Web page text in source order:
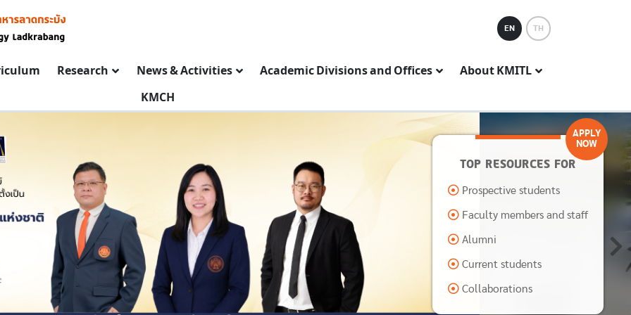
EN TH
Research News & Activities Academic Divisions and Offices
About KMITL
KMCH
APPLY
NOW
TOP RESOURCES FOR
Prospective students
Faculty members and staff
Alumni
Current students
Collaborations